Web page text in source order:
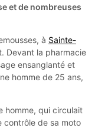
et de nombreuses
à Sainte-
Devant la pharmacie
ensanglanté et
homme de 25 ans,
homme, qui circulait
contrôle de sa moto